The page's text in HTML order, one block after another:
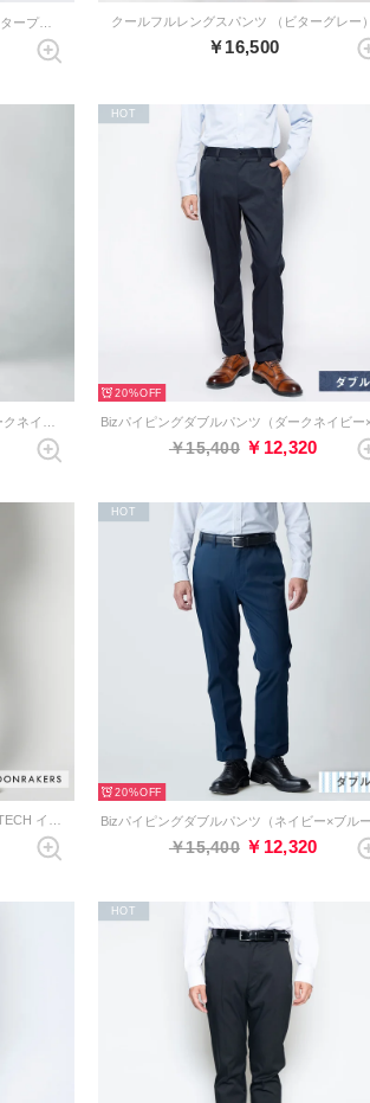
クールフルレングスパンツ （ビターグレー）
￥16,500
HOT
20%
￥15,400 ￥12,320
HOT
20%
￥15,400 ￥12,320
HOT